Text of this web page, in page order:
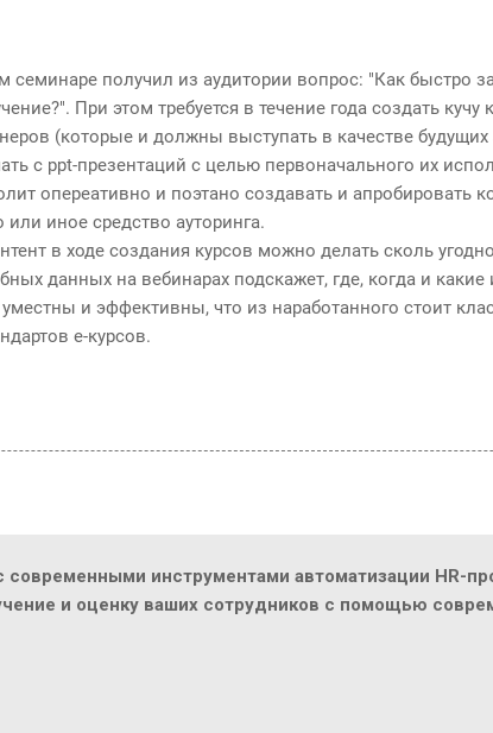
семинаре получил из аудитории вопрос: "Как быстро
При этом требуется в течение года создать кучу
(которые и должны выступать в качестве будущих
с ppt-презентаций с целью первоначального их
опереативно и поэтано создавать и апробировать
или иное средство ауторинга.
в ходе создания курсов можно делать сколь
данных на вебинарах подскажет, где, когда и
и эффективны, что из наработанного стоит
е-курсов.
современными инструментами автоматизации HR-
и оценку ваших сотрудников с помощью